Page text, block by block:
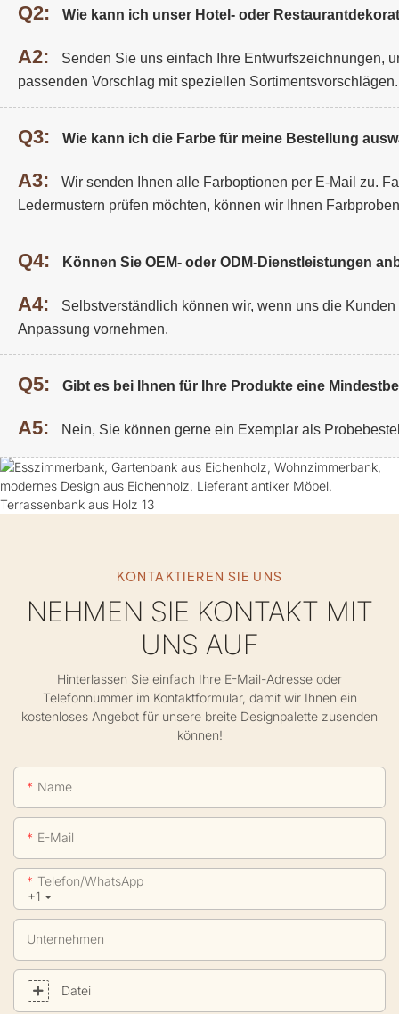
Q2: Wie kann ich unser Hotel- oder
A2:
Senden Sie uns einfach Ihre Entwurfszeichnungen,
passenden Vorschlag mit speziellen Sortimentsvorschlägen.
Q3: Wie kann ich die Farbe für meine Bestellung
A3:
Wir senden Ihnen alle Farboptionen per E-Mail zu.
Ledermustern prüfen möchten, können wir Ihnen
Q4: Können Sie OEM- oder ODM-Dienstleistungen
A4:
Selbstverständlich können wir, wenn uns die
Anpassung vornehmen.
Q5: Gibt es bei Ihnen für Ihre Produkte eine
A5: Nein, Sie können gerne ein Exemplar als
KONTAKTIEREN SIE UNS
NEHMEN SIE KONTAKT MIT
UNS AUF
Hinterlassen Sie einfach Ihre E-Mail-Adresse oder
Telefonnummer im Kontaktformular, damit wir Ihnen ein
kostenloses Angebot für unsere breite Designpalette zusenden
können!
Name
E-Mail
+1
Telefon/WhatsApp
Unternehmen
Datei